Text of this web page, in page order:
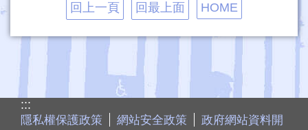
回上一頁 回最上面 HOME
:::
隱私權保護政策 網站安全政策
政府網站資料開